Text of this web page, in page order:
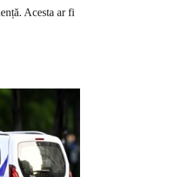
Acesta ar fi